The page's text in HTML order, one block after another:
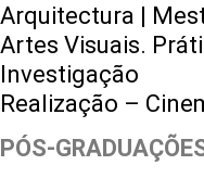
Arquitectura |
Artes Visuais.
Investigação
Realização –
PÓS-